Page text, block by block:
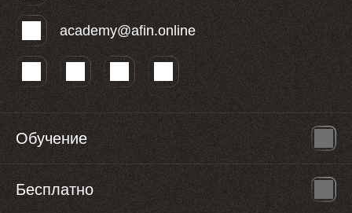
academy@afin.online
Обучение
Бесплатно